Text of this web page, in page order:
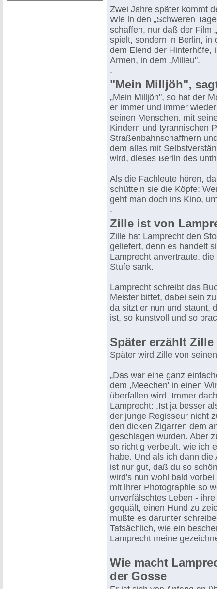
Zwei Jahre später kommt
Wie in den „Schweren
schaffen, nur daß der Film
spielt, sondern in Berlin, in
dem Elend der Hinterhöfe,
Armen, in dem „Milieu".
.
"Mein Milljöh",
„Mein Milljöh", so hat der
er immer und immer
seinen Menschen, mit
Kindern und tyrannischen
Straßenbahnschaffnern
dem alles mit
wird, dieses Berlin des
Als die Fachleute hören,
schütteln sie die Köpfe:
geht man doch ins Kino,
.
Zille ist von
Zille hat Lamprecht den
geliefert, denn es handelt
Lamprecht anvertraute,
Stufe sank.
Lamprecht schreibt das
Meister bittet, dabei sein
da sitzt er nun und staunt,
ist, so kunstvoll und so
Später erzählt
Später wird Zille von
„Das war eine ganz
dem ,Meechen' in einen
überfallen wird. Immer
Lamprecht: ,Ist ja besser
der junge Regisseur nicht
den dicken Zigarren dem
geschlagen wurden. Aber
so richtig verbeult, wie ich
habe. Und als ich dann
ist nur gut, daß du so
wird's nun wohl bald
mit ihrer Photographie so
unverfälschtes Leben -
gequält, einen Hund zu
mußte es darunter
Tatsächlich, wie ein
Lamprecht meine
Wie macht
der Gosse